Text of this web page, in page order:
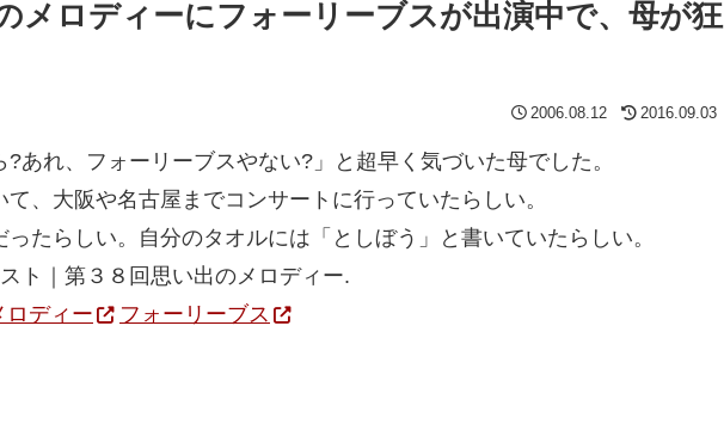
メロディーにフォーリーブスが出演中で、母が狂
2006.08.12 2016.09.03
あれ、フォーリーブスやない?」と超早く気づいた母でした。
、大阪や名古屋までコンサートに行っていたらしい。
ったらしい。自分のタオルには「としぼう」と書いていたらしい。
ト｜第３８回思い出のメロディー.
ロディー
フォーリーブス